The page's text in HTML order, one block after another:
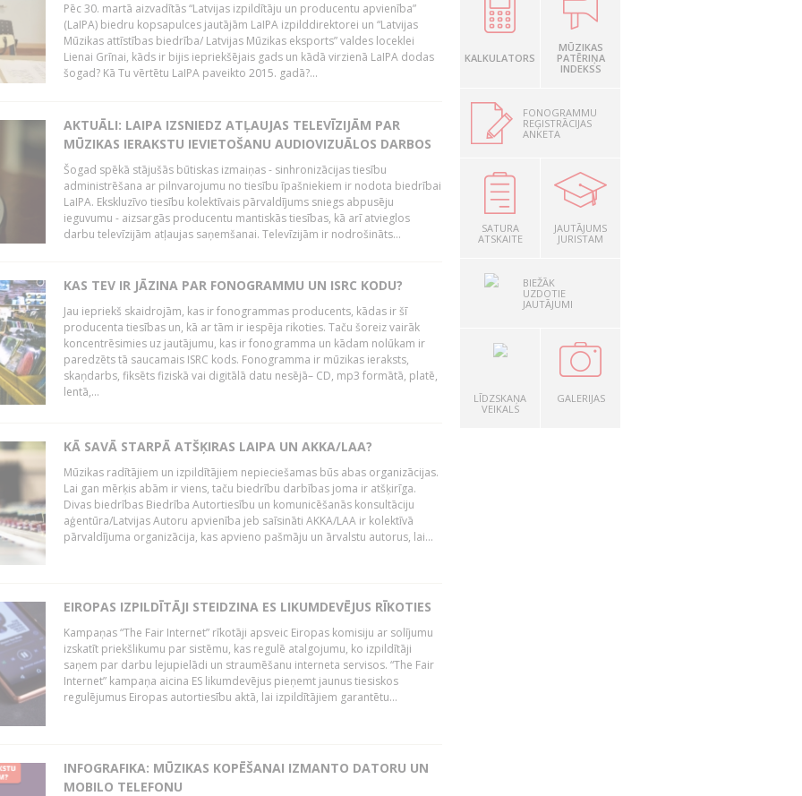
Pēc 30. martā aizvadītās “Latvijas izpildītāju un producentu apvienība”
(LaIPA) biedru kopsapulces jautājām LaIPA izpilddirektorei un “Latvijas
Mūzikas attīstības biedrība/ Latvijas Mūzikas eksports” valdes loceklei
Lienai Grīnai, kāds ir bijis iepriekšējais gads un kādā virzienā LaIPA dodas
šogad? Kā Tu vērtētu LaIPA paveikto 2015. gadā?...
AKTUĀLI: LAIPA IZSNIEDZ ATĻAUJAS TELEVĪZIJĀM PAR
MŪZIKAS IERAKSTU IEVIETOŠANU AUDIOVIZUĀLOS DARBOS
Šogad spēkā stājušās būtiskas izmaiņas - sinhronizācijas tiesību
administrēšana ar pilnvarojumu no tiesību īpašniekiem ir nodota biedrībai
LaIPA. Ekskluzīvo tiesību kolektīvais pārvaldījums sniegs abpusēju
ieguvumu - aizsargās producentu mantiskās tiesības, kā arī atvieglos
darbu televīzijām atļaujas saņemšanai. Televīzijām ir nodrošināts...
KAS TEV IR JĀZINA PAR FONOGRAMMU UN ISRC KODU?
Jau iepriekš skaidrojām, kas ir fonogrammas producents, kādas ir šī
producenta tiesības un, kā ar tām ir iespēja rikoties. Taču šoreiz vairāk
koncentrēsimies uz jautājumu, kas ir fonogramma un kādam nolūkam ir
paredzēts tā saucamais ISRC kods. Fonogramma ir mūzikas ieraksts,
skaņdarbs, fiksēts fiziskā vai digitālā datu nesējā– CD, mp3 formātā, platē,
lentā,...
KĀ SAVĀ STARPĀ ATŠĶIRAS LAIPA UN AKKA/LAA?
Mūzikas radītājiem un izpildītājiem nepieciešamas būs abas organizācijas.
Lai gan mērķis abām ir viens, taču biedrību darbības joma ir atšķirīga.
Divas biedrības Biedrība Autortiesību un komunicēšanās konsultāciju
aģentūra/Latvijas Autoru apvienība jeb saīsināti AKKA/LAA ir kolektīvā
pārvaldījuma organizācija, kas apvieno pašmāju un ārvalstu autorus, lai...
EIROPAS IZPILDĪTĀJI STEIDZINA ES LIKUMDEVĒJUS RĪKOTIES
Kampaņas “The Fair Internet” rīkotāji apsveic Eiropas komisiju ar solījumu
izskatīt priekšlikumu par sistēmu, kas regulē atalgojumu, ko izpildītāji
saņem par darbu lejupielādi un straumēšanu interneta servisos. “The Fair
Internet” kampaņa aicina ES likumdevējus pieņemt jaunus tiesiskos
regulējumus Eiropas autortiesību aktā, lai izpildītājiem garantētu...
INFOGRAFIKA: MŪZIKAS KOPĒŠANAI IZMANTO DATORU UN
MOBILO TELEFONU
KALKULATORS
MŪZIKAS
PATĒRIŅA
INDEKSS
FONOGRAMMU
REĢISTRĀCIJAS
ANKETA
SATURA
ATSKAITE
JAUTĀJUMS
JURISTAM
BIEŽĀK
UZDOTIE
JAUTĀJUMI
LĪDZSKAŅA
VEIKALS
GALERIJAS